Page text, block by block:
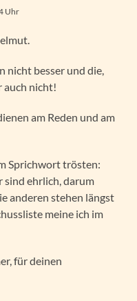
Uhr
nicht besser und die,
auch nicht!
am Reden und am
Sprichwort trösten:
sind ehrlich, darum
anderen stehen längst
meine ich im
für deinen